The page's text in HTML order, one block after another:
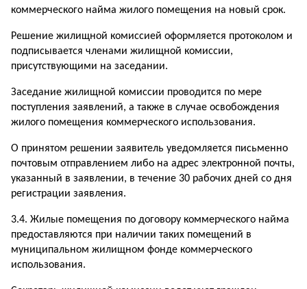
коммерческого найма жилого помещения на новый срок.
Решение жилищной комиссией оформляется протоколом и
подписывается членами жилищной комиссии,
присутствующими на заседании.
Заседание жилищной комиссии проводится по мере
поступления заявлений, а также в случае освобождения
жилого помещения коммерческого использования.
О принятом решении заявитель уведомляется письменно
почтовым отправлением либо на адрес электронной почты,
указанный в заявлении, в течение 30 рабочих дней со дня
регистрации заявления.
3.4. Жилые помещения по договору коммерческого найма
предоставляются при наличии таких помещений в
муниципальном жилищном фонде коммерческого
использования.